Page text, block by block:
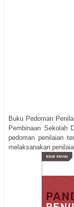
Buku Pedoman
Pembinaan Sekolah
pedoman penilaian
melaksanakan